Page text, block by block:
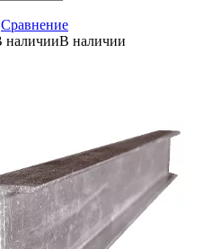
Сравнение
В наличии